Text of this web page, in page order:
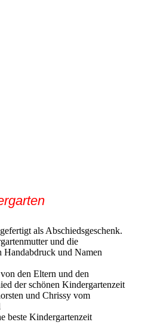
als Abschiedsgeschenk.
und die
Handabdruck und Namen
den Eltern und den
der schönen Kindergartenzeit
und Chrissy vom
beste Kindergartenzeit